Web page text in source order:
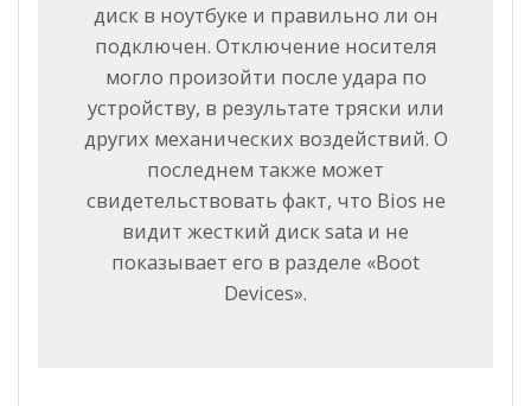
диск в ноутбуке и правильно ли он
подключен. Отключение носителя
могло произойти после удара по
устройству, в результате тряски или
других механических воздействий. О
последнем также может
свидетельствовать факт, что Bios не
видит жесткий диск sata и не
показывает его в разделе «Boot
Devices».